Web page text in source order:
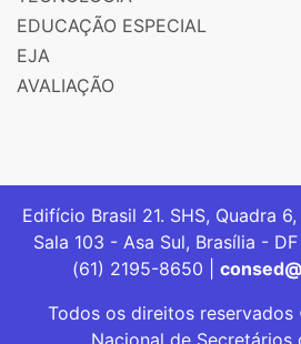
EDUCAÇÃO ESPECIAL
EJA
AVALIAÇÃO
Edifício Brasil 21. SHS, Quadra
Sala 103 - Asa Sul, Brasília - DF
(61) 2195-8650 |
Todos os direitos
Nacional de Secretários